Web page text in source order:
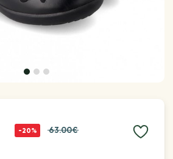
-20% 63.00€